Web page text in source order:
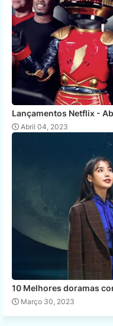
Lançamentos Netflix -
Abril 04, 2023
10 Melhores doramas
Março 30, 2023